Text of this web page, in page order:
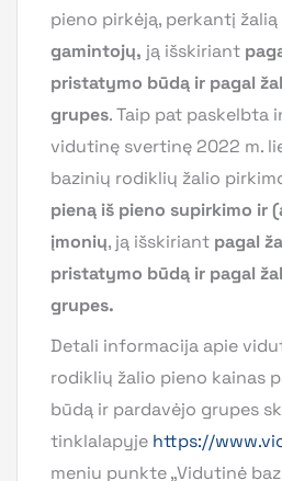
pieno pirkėją, perkantį
gamintojų, ją išskiriant
pristatymo būdą ir pagal
grupes. Taip pat paskelbta
vidutinę svertinę 2022 m.
bazinių rodiklių žalio
pieną iš pieno supirkimo ir
įmonių, ją išskiriant pagal
pristatymo būdą ir pagal
grupes.
Detali informacija apie
rodiklių žalio pieno kainas
būdą ir pardavėjo grupes
tinklalapyje https://
meniu punkte „Vidutinė